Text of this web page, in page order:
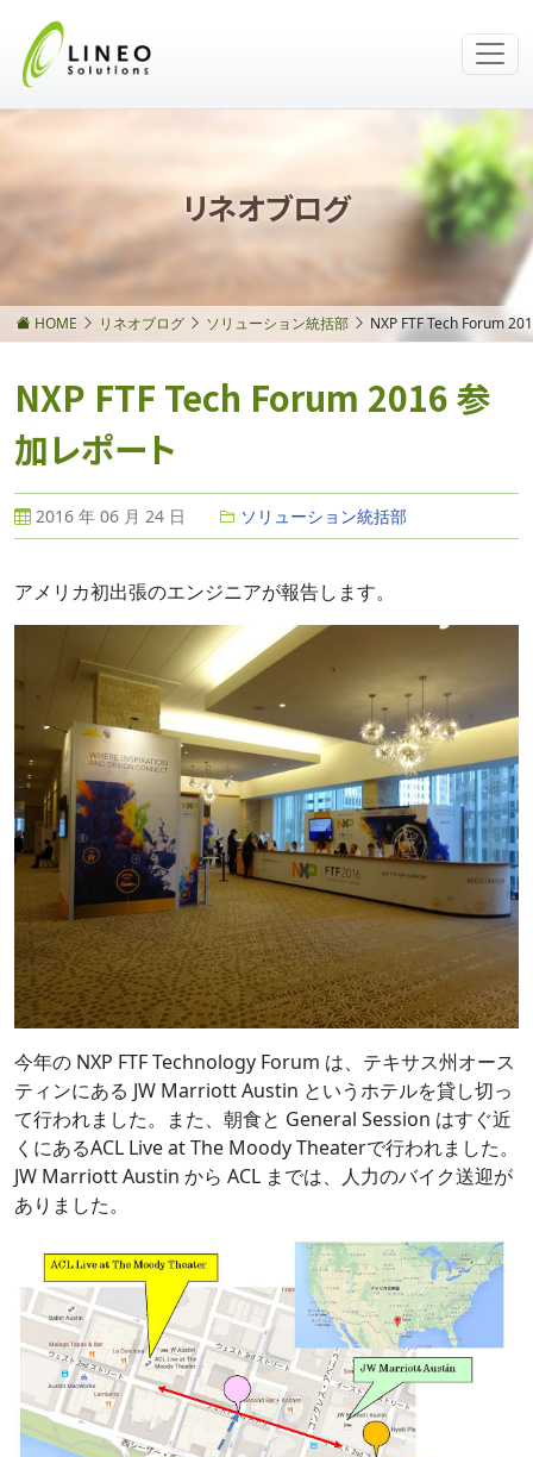
リネオブログ
HOME リネオブログ ソリューション統括部 NXP FTF Tech Forum
NXP FTF Tech Forum 2016 参
加レポート
2016 年 06 月 24 日 ソリューション統括部
アメリカ初出張のエンジニアが報告します。
今年の NXP FTF Technology Forum は、テキサス州オース
ティンにある JW Marriott Austin というホテルを貸し切っ
て行われました。また、朝食と General Session はすぐ近
くにあるACL Live at The Moody Theaterで行われました。
JW Marriott Austin から ACL までは、人力のバイク送迎が
ありました。